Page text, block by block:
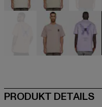
beige braun
PRODUKT DETAILS